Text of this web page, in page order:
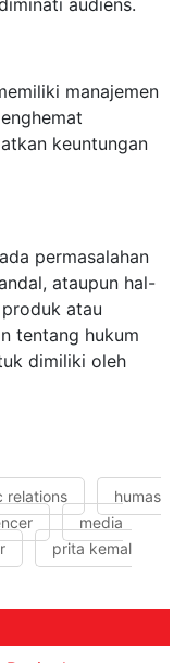
manajemen
keuntungan
permasalahan
ataupun hal-
atau
tentang hukum
dimiliki oleh
relations
humas
media
prita kemal